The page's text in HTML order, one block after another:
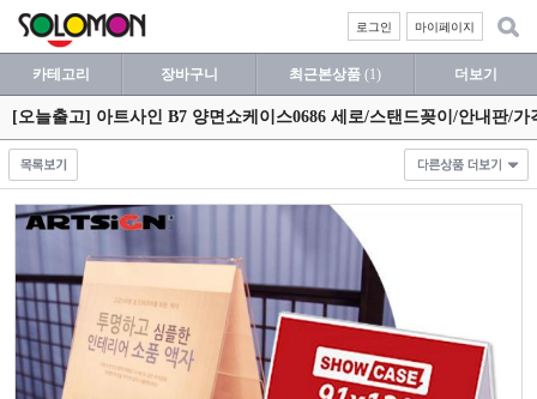
마이페이지
로그인
카테고리 장바구니 최근본상품 (1) 더보기
[오늘출고] 아트사인 B7 양면쇼케이스0686 세로/스탠드꽂이/안내판/